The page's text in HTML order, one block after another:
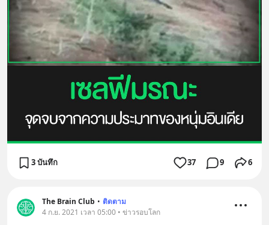
3 บันทึก 37 9 6
The Brain Club • ติดตาม
4 ก.ย. 2021 เวลา 05:00 • ข่าวรอบโลก